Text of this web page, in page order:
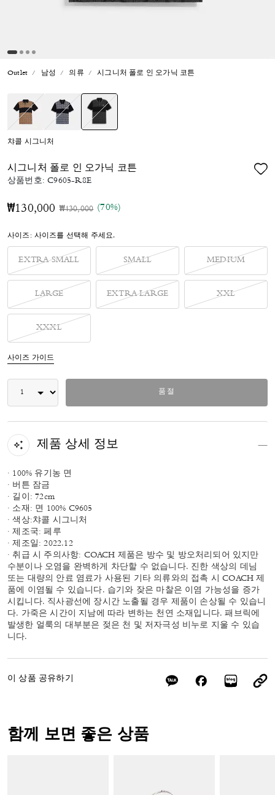
Outlet 남성 의류 시그니처 폴로 인 오가닉 코튼
챠콜 시그니처
시그니처 폴로 인 오가닉 코튼
상품번호:C9605-R8E
₩130,000 가격 인하 전
₩430,000인하됨
(70%)
사이즈: 사이즈를 선택해 주세요.
EXTRA SMALL SMALL MEDIUM
LARGE EXTRA LARGE XXL
XXXL
사이즈 가이드
품절
제품 상세 정보
· 100% 유기농 면
· 버튼 잠금
· 길이: 72cm
· 소재: 면 100% C9605
· 색상:챠콜 시그니처
· 제조국: 페루
· 제조일: 2022.12
· 취급 시 주의사항: COACH 제품은 방수 및 방오처리되어 있지만
수분이나 오염을 완벽하게 차단할 수 없습니다. 진한 색상의 데님
또는 대량의 안료 염료가 사용된 기타 의류와의 접촉 시 COACH 제
품에 이염될 수 있습니다. 습기와 잦은 마찰은 이염 가능성을 증가
시킵니다. 직사광선에 장시간 노출될 경우 제품이 손상될 수 있습니
다. 가죽은 시간이 지남에 따라 변하는 천연 소재입니다. 패브릭에
발생한 얼룩의 대부분은 젖은 천 및 저자극성 비누로 지울 수 있습
니다.
이 상품 공유하기
함께 보면 좋은 상품